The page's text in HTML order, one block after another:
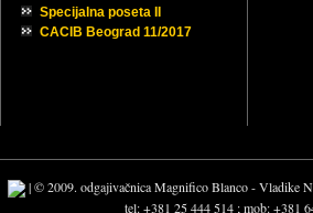
Specijalna poseta II
CACIB Beograd 11/2017
| © 2009. odgajivačnica Magnifico Blanco - Vladike
tel: +381 25 444 514 ; mob: +381